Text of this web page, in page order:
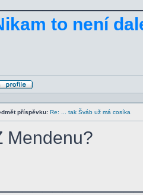
to není
Profil
příspěvku: Re: ... tak Šváb už má cosíka
Mendenu?